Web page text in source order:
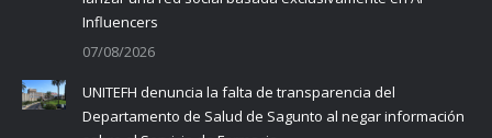
Influencers
07/08/2026
UNITEFH denuncia la falta de transparencia del
Departamento de Salud de Sagunto al negar información